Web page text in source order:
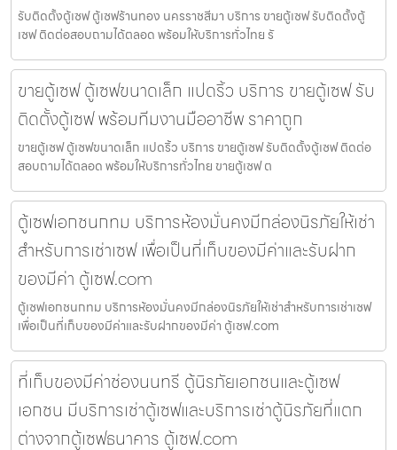
รับติดตั้งตู้เซฟ ตู้เซฟร้านทอง นครราชสีมา บริการ ขายตู้เซฟ รับติดตั้งตู้
เซฟ ติดต่อสอบถามได้ตลอด พร้อมให้บริการทั่วไทย รั
ขายตู้เซฟ ตู้เซฟขนาดเล็ก แปดริ้ว บริการ ขายตู้เซฟ รับ
ติดตั้งตู้เซฟ พร้อมทีมงานมืออาชีพ ราคาถูก
ขายตู้เซฟ ตู้เซฟขนาดเล็ก แปดริ้ว บริการ ขายตู้เซฟ รับติดตั้งตู้เซฟ ติดต่อ
สอบถามได้ตลอด พร้อมให้บริการทั่วไทย ขายตู้เซฟ ต
ตู้เซฟเอกชนกทม บริการห้องมั่นคงมีกล่องนิรภัยให้เช่า
สำหรับการเช่าเซฟ เพื่อเป็นที่เก็บของมีค่าและรับฝาก
ของมีค่า ตู้เซฟ.com
ตู้เซฟเอกชนกทม บริการห้องมั่นคงมีกล่องนิรภัยให้เช่าสำหรับการเช่าเซฟ
เพื่อเป็นที่เก็บของมีค่าและรับฝากของมีค่า ตู้เซฟ.com
ที่เก็บของมีค่าช่องนนทรี ตู้นิรภัยเอกชนและตู้เซฟ
เอกชน มีบริการเช่าตู้เซฟและบริการเช่าตู้นิรภัยที่แตก
ต่างจากตู้เซฟธนาคาร ตู้เซฟ.com